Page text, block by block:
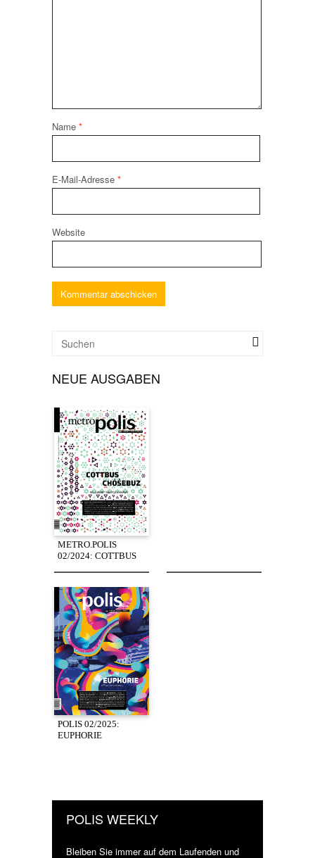
Name *
E-Mail-Adresse *
Website
NEUE AUSGABEN
METRO.POLIS
02/2024: COTTBUS
POLIS 02/2025:
EUPHORIE
POLIS WEEKLY
Bleiben Sie immer auf dem Laufenden und